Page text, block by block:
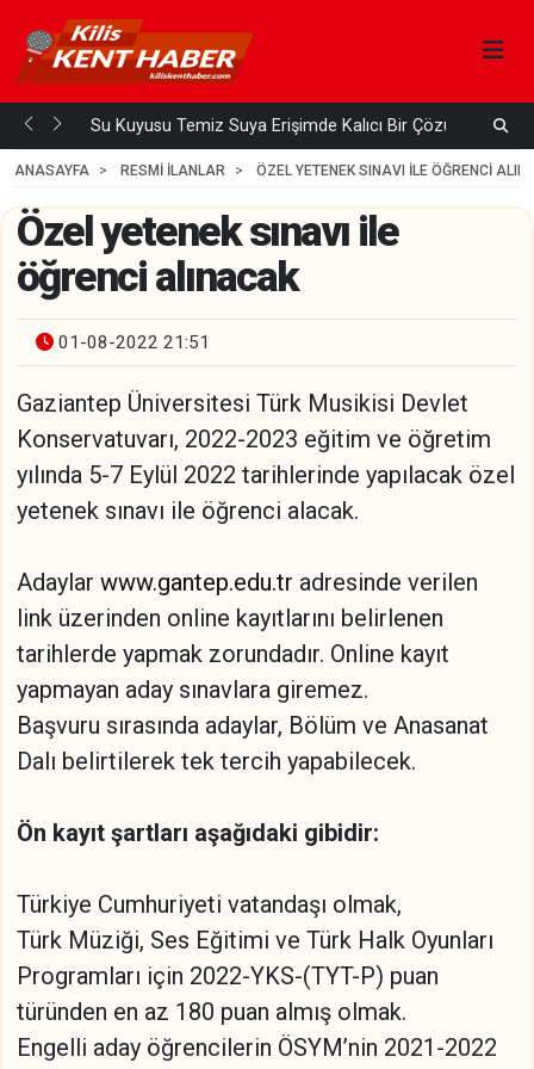
Su Kuyusu Temiz Suya Erişimde Kalıcı Bir Çözüm
4
ANASAYFA RESMİ İLANLAR ÖZEL YETENEK SINAVI ILE ÖĞRENCI
Özel yetenek sınavı ile
öğrenci alınacak
01-08-2022 21:51
Gaziantep Üniversitesi Türk Musikisi Devlet
Konservatuvarı, 2022-2023 eğitim ve öğretim
yılında 5-7 Eylül 2022 tarihlerinde yapılacak özel
yetenek sınavı ile öğrenci alacak.
Adaylar www.gantep.edu.tr adresinde verilen
link üzerinden online kayıtlarını belirlenen
tarihlerde yapmak zorundadır. Online kayıt
yapmayan aday sınavlara giremez.
Başvuru sırasında adaylar, Bölüm ve Anasanat
Dalı belirtilerek tek tercih yapabilecek.
Ön kayıt şartları aşağıdaki gibidir:
Türkiye Cumhuriyeti vatandaşı olmak,
Türk Müziği, Ses Eğitimi ve Türk Halk Oyunları
Programları için 2022-YKS-(TYT-P) puan
türünden en az 180 puan almış olmak.
Engelli aday öğrencilerin ÖSYM’nin 2021-2022